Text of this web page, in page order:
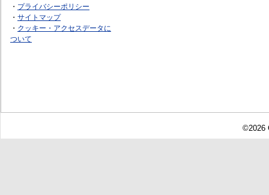
・ プライバシーポリシー
・ サイトマップ
・ クッキー・アクセスデータに
ついて
©2026